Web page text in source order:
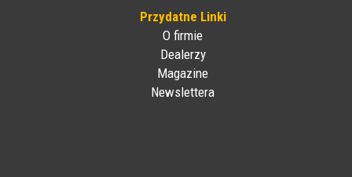
Przydatne Linki
O firmie
Dealerzy
Magazine
Newslettera